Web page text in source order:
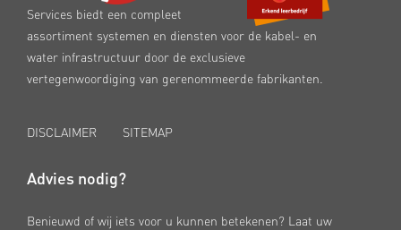
Services biedt een compleet
assortiment systemen en diensten voor de kabel- en
water infrastructuur door de exclusieve
vertegenwoordiging van gerenommeerde fabrikanten.
DISCLAIMER SITEMAP
Advies nodig?
Benieuwd of wij iets voor u kunnen betekenen? Laat uw